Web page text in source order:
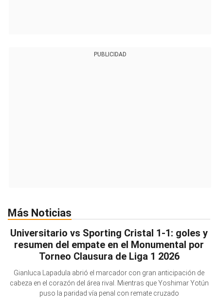
PUBLICIDAD
Más Noticias
Universitario vs Sporting Cristal 1-1: goles y
resumen del empate en el Monumental por
Torneo Clausura de Liga 1 2026
Gianluca Lapadula abrió el marcador con gran anticipación de
cabeza en el corazón del área rival. Mientras que Yoshimar Yotún
puso la paridad vía penal con remate cruzado